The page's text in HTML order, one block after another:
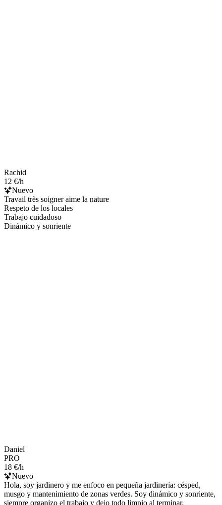
Rachid
12 €/h
Nuevo
Travail très soigner aime la nature
Respeto de los locales
Trabajo cuidadoso
Dinámico y sonriente
Daniel
PRO
18 €/h
Nuevo
Hola, soy jardinero y me enfoco en pequeña jardinería: césped,
musgo y mantenimiento de zonas verdes. Soy dinámico y sonriente,
siempre organizo el trabajo y dejo todo limpio al terminar.